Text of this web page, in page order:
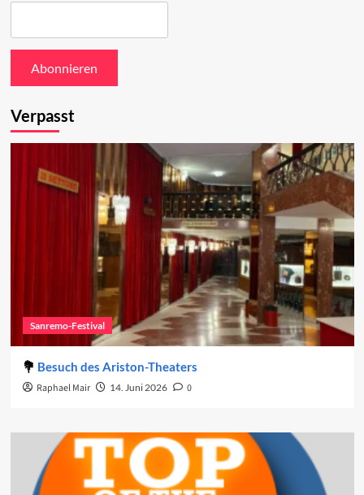
Verpasst
Sanremo-Festival
Besuch des Ariston-Theaters
Raphael Mair 14. Juni 2026 0